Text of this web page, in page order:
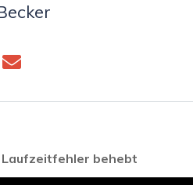
behebt